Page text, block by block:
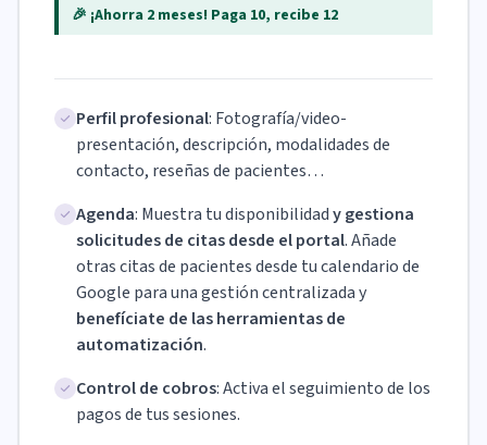
🎉 ¡Ahorra 2 meses! Paga 10, recibe 12
Perfil profesional: Fotografía/video-
presentación, descripción, modalidades de
contacto, reseñas de pacientes…
Agenda: Muestra tu disponibilidady gestiona
solicitudes de citas desde el portal. Añade
otras citas de pacientes desde tu calendario de
Google para una gestión centralizada y
benefíciate de las herramientas de
automatización.
Control de cobros: Activa el seguimiento de los
pagos de tus sesiones.